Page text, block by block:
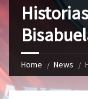
Home News